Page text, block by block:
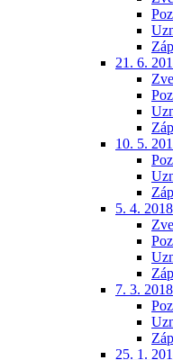
21. 6.
10. 5.
5. 4. 2018
7. 3. 2018
25. 1.